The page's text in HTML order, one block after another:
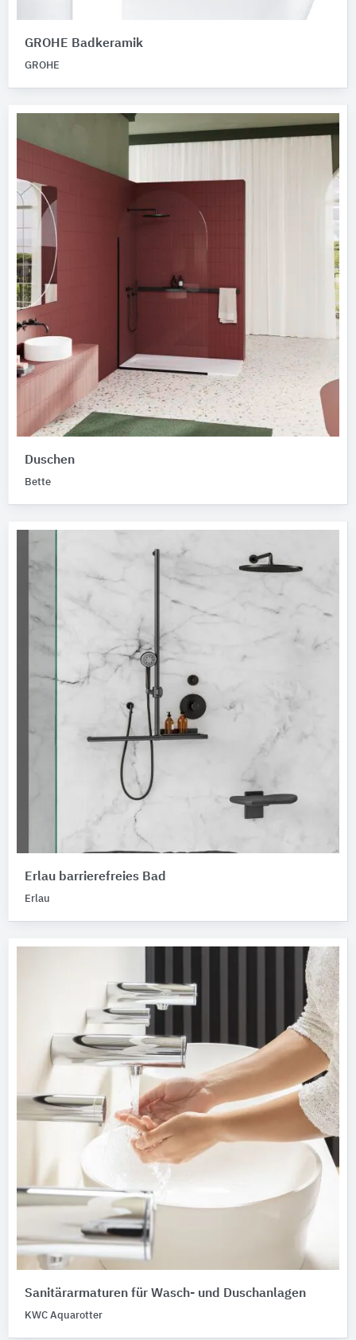
GROHE Badkeramik
GROHE
Duschen
Bette
Erlau barrierefreies Bad
Erlau
Sanitärarmaturen für Wasch- und Duschanlagen
KWC Aquarotter